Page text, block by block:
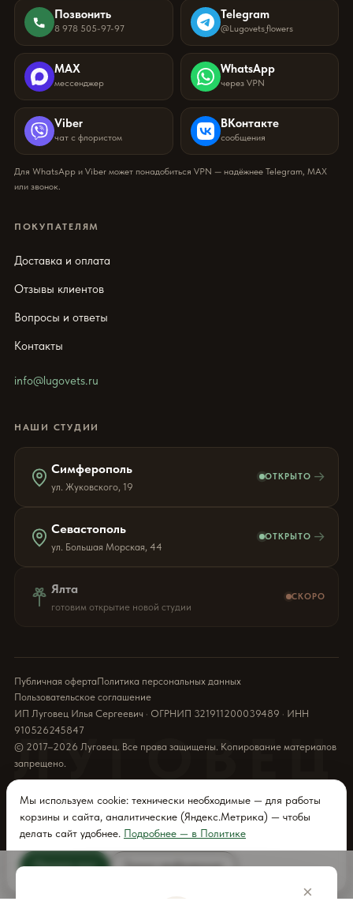
Позвонить
8 978 505-97-97
Telegram
@Lugovets_flowers
MAX
мессенджер
WhatsApp
через VPN
Viber
чат с флористом
ВКонтакте
сообщения
Для WhatsApp и Viber может понадобиться VPN — надёжнее Telegram, MAX
или звонок.
ПОКУПАТЕЛЯМ
Доставка и оплата
Отзывы клиентов
Вопросы и ответы
Контакты
info@lugovets.ru
НАШИ СТУДИИ
Симферополь
ул. Жуковского, 19
ОТКРЫТО →
Севастополь
ул. Большая Морская, 44
ОТКРЫТО →
Ялта
готовим открытие новой студии
СКОРО
Публичная офертаПолитика персональных данных
Пользовательское соглашение
ИП Луговец Илья Сергеевич · ОГРНИП 321911200039489 · ИНН
910526245847
© 2017–2026 Луговец. Все права защищены. Копирование материалов
запрещено.
ЛУГОВЕЦ
Мы используем cookie: технически необходимые — для работы
корзины и сайта, аналитические (Яндекс.Метрика) — чтобы
делать сайт удобнее. Подробнее — в Политике
Принять все Только необходимые
×